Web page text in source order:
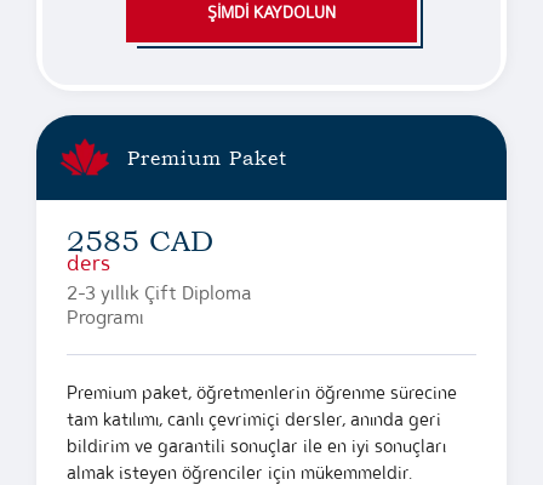
ŞİMDİ KAYDOLUN
Premium Paket
2585 CAD
ders
2-3 yıllık Çift Diploma
Programı
Premium paket, öğretmenlerin öğrenme sürecine
tam katılımı, canlı çevrimiçi dersler, anında geri
bildirim ve garantili sonuçlar ile en iyi sonuçları
almak isteyen öğrenciler için mükemmeldir.